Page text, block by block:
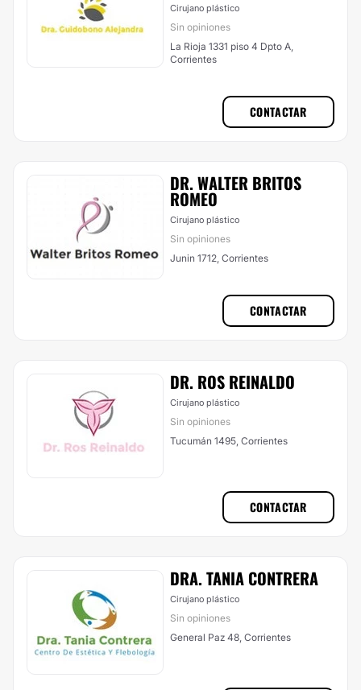
Cirujano plástico
Sin opiniones
La Rioja 1331 piso 4 Dpto A,
Corrientes
CONTACTAR
DR. WALTER BRITOS
ROMEO
Cirujano plástico
Sin opiniones
Junin 1712, Corrientes
CONTACTAR
DR. ROS REINALDO
Cirujano plástico
Sin opiniones
Tucumán 1495, Corrientes
CONTACTAR
DRA. TANIA CONTRERA
Cirujano plástico
Sin opiniones
General Paz 48, Corrientes